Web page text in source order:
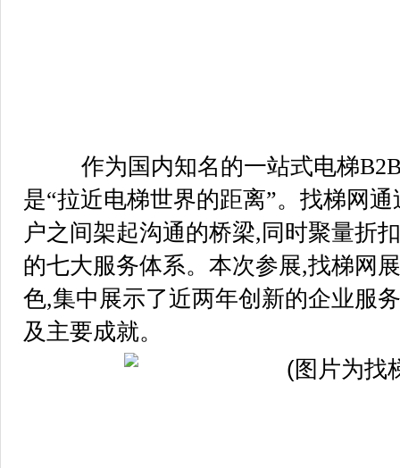
作为国内知名的一站式电梯B2B
是“拉近电梯世界的距离”。找梯网
户之间架起沟通的桥梁,同时聚量折
的七大服务体系。本次参展,找梯网
色,集中展示了近两年创新的企业服
及主要成就。